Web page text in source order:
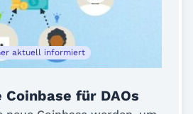
aktuell informiert
Coinbase für DAOs